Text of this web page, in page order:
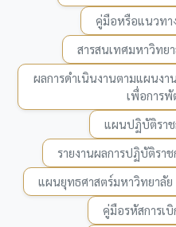
คู่มือหรือแนวทา
สารสนเทศมหาวิทย
ผลการดำเนินงานตามแผนง
เพื่อการ
แผนปฏิบัติราช
รายงานผลการปฏิบัติรา
แผนยุทธศาสตร์มหาวิทยาลัย
คู่มือรหัสการเ